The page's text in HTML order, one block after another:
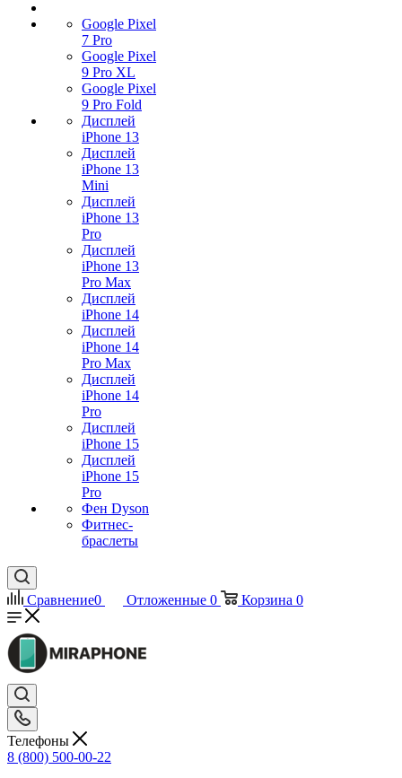
Google Pixel
7 Pro
Google Pixel
9 Pro XL
Google Pixel
9 Pro Fold
Дисплей
iPhone 13
Дисплей
iPhone 13
Mini
Дисплей
iPhone 13
Pro
Дисплей
iPhone 13
Pro Max
Дисплей
iPhone 14
Дисплей
iPhone 14
Pro Max
Дисплей
iPhone 14
Pro
Дисплей
iPhone 15
Дисплей
iPhone 15
Pro
Фен Dyson
Фитнес-
браслеты
Сравнение0 Отложенные 0 Корзина 0
Телефоны
8 (800) 500-00-22